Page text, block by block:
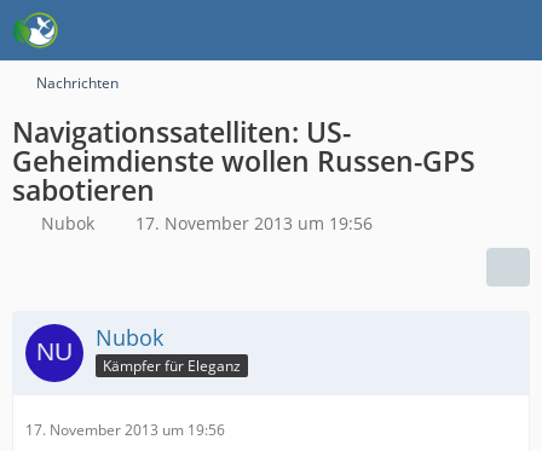
Nachrichten
Navigationssatelliten: US-
Geheimdienste wollen Russen-GPS
sabotieren
Nubok 17. November 2013 um 19:56
Nubok
Kämpfer für Eleganz
17. November 2013 um 19:56